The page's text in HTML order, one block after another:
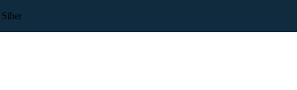
Siber